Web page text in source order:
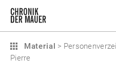
Material >
Pierre